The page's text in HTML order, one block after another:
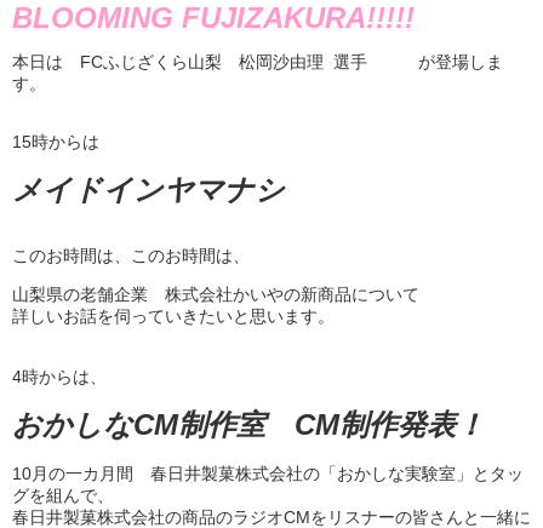
BLOOMING FUJIZAKURA!!!!!
本日は FCふじざくら山梨 松岡沙由理 選手 が登場しま
す。
15時からは
メイドインヤマナシ
このお時間は、このお時間は、
山梨県の老舗企業 株式会社かいやの新商品について
詳しいお話を伺っていきたいと思います。
4時からは、
おかしなCM制作室 CM制作発表！
10月の一カ月間 春日井製菓株式会社の「おかしな実験室」とタッ
グを組んで、
春日井製菓株式会社の商品のラジオCMをリスナーの皆さんと一緒に